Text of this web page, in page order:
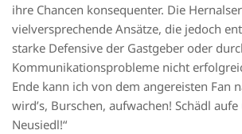
ihre Chancen konsequenter. Die
vielversprechende Ansätze, die jedoch
starke Defensive der Gastgeber oder
Kommunikationsprobleme nicht
Ende kann ich von dem angereisten Fan
wird’s, Burschen, aufwachen! Schädl
Neusiedl!“